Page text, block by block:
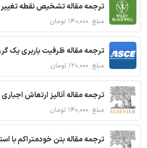
ترجمه مقاله تشخیص نقطه تغییر
مبلغ: ۱۴۰,۰۰۰ تومان
ترجمه مقاله ظرفیت باربری یک
مبلغ: ۱۲۰,۰۰۰ تومان
ترجمه مقاله آنالیز ارتعاش
مبلغ: ۱۴۰,۰۰۰ تومان
ترجمه مقاله بتن خودمتراکم با